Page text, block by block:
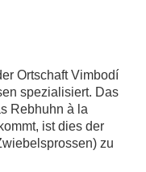
Ortschaft Vimbodí
spezialisiert. Das
Rebhuhn à la
ist dies der
zu